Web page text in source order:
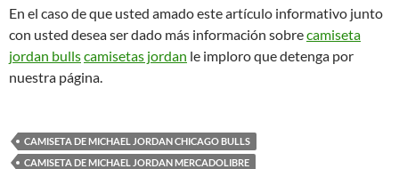
En el caso de que usted amado este artículo informativo junto
con usted desea ser dado más información sobrecamiseta
jordan bullscamisetas jordan le imploro que detenga por
nuestra página.
CAMISETA DE MICHAEL JORDAN CHICAGO BULLS
CAMISETA DE MICHAEL JORDAN MERCADOLIBRE